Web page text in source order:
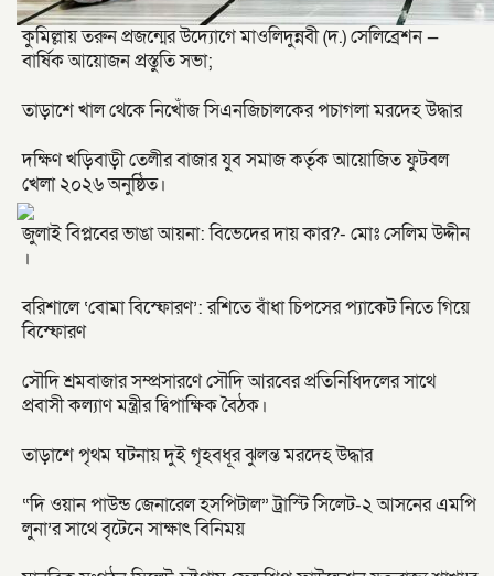
কুমিল্লায় তরুন প্রজন্মের উদ্যোগে মাওলিদুন্নবী (দ.) সেলিব্রেশন —
বার্ষিক আয়োজন প্রস্তুতি সভা;
তাড়াশে খাল থেকে নিখোঁজ সিএনজিচালকের পচাগলা মরদেহ উদ্ধার
দক্ষিণ খড়িবাড়ী তেলীর বাজার যুব সমাজ কর্তৃক আয়োজিত ফুটবল
খেলা ২০২৬ অনুষ্ঠিত।
জুলাই বিপ্লবের ভাঙা আয়না: বিভেদের দায় কার?- মোঃ সেলিম উদ্দীন
।
বরিশালে ‘বোমা বিস্ফোরণ’: রশিতে বাঁধা চিপসের প্যাকেট নিতে গিয়ে
বিস্ফোরণ
সৌদি শ্রমবাজার সম্প্রসারণে সৌদি আরবের প্রতিনিধিদলের সাথে
প্রবাসী কল্যাণ মন্ত্রীর দ্বিপাক্ষিক বৈঠক।
তাড়াশে পৃথম ঘটনায় দুই গৃহবধূর ঝুলন্ত মরদেহ উদ্ধার
“দি ওয়ান পাউন্ড জেনারেল হসপিটাল” ট্রাস্টি সিলেট-২ আসনের এমপি
লুনা’র সা‌থে বৃটেনে সাক্ষাৎ বিনিময়